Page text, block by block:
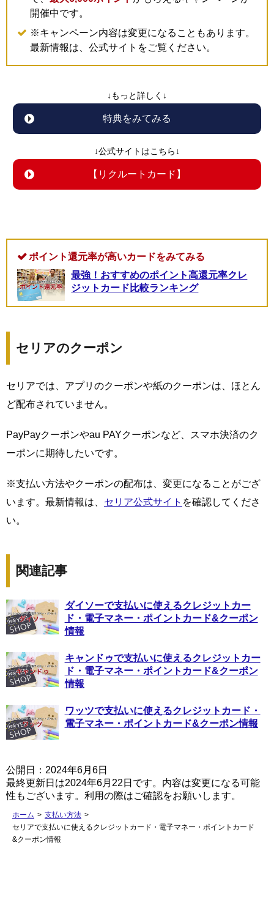
開催中です。
※キャンペーン内容は変更になることもあります。
最新情報は、公式サイトをご覧ください。
↓もっと詳しく↓
特典をみてみる
↓公式サイトはこちら↓
【リクルートカード】
ポイント還元率が高いカードをみてみる
最強！おすすめのポイント高還元率クレ
ジットカード比較ランキング
セリアのクーポン
セリアでは、アプリのクーポンや紙のクーポンは、ほとん
ど配布されていません。
PayPayクーポンやau PAYクーポンなど、スマホ決済のク
ーポンに期待したいです。
※支払い方法やクーポンの配布は、変更になることがござ
います。最新情報は、 セリア公式サイト を確認してくださ
い。
関連記事
ダイソーで支払いに使えるクレジットカー
ド・電子マネー・ポイントカード&クーポン
情報
キャンドゥで支払いに使えるクレジットカー
ド・電子マネー・ポイントカード&クーポン
情報
ワッツで支払いに使えるクレジットカード・
電子マネー・ポイントカード&クーポン情報
公開日：2024年6月6日
最終更新日は2024年6月22日です。内容は変更になる可能
性もございます。利用の際はご確認をお願いします。
ホーム > 支払い方法 >
セリアで支払いに使えるクレジットカード・電子マネー・ポイントカード
&クーポン情報